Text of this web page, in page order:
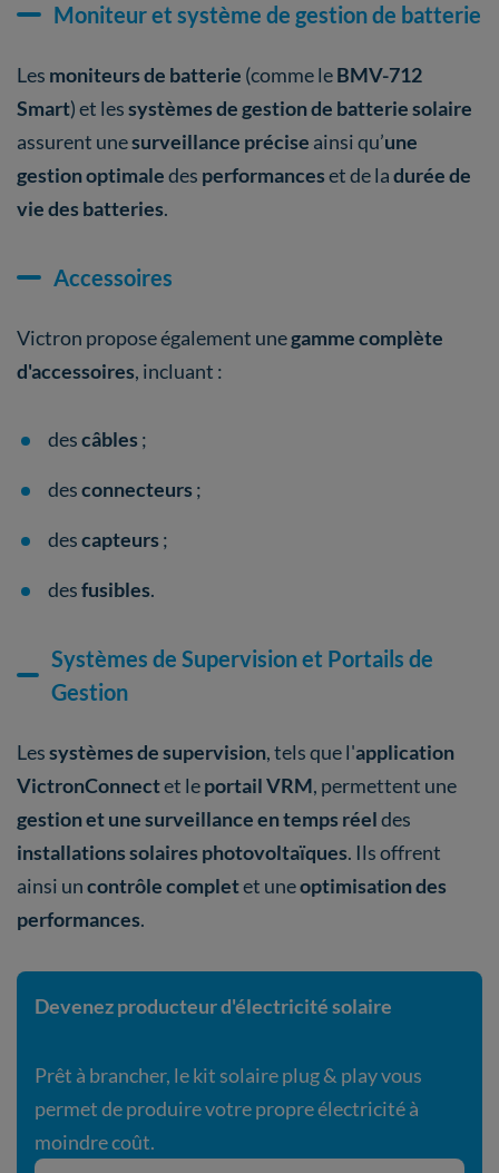
Moniteur et système de gestion de batterie
Les moniteurs de batterie (comme leBMV-712
Smart) et lessystèmes de gestion de batterie solaire
assurent unesurveillance précise ainsi qu’une
gestion optimaledes performanceset de ladurée de
vie des batteries.
Accessoires
Victron propose également unegamme complète
d'accessoires, incluant :
descâbles ;
desconnecteurs ;
descapteurs ;
desfusibles.
Systèmes de Supervision et Portails de
Gestion
Lessystèmes de supervision, tels que l'application
VictronConnectet leportail VRM, permettent une
gestion et une surveillance en temps réeldes
installations solaires photovoltaïques. Ils offrent
ainsi uncontrôle completet uneoptimisation des
performances.
Devenez producteur d'électricité solaire
Prêt à brancher, le kit solaire plug & play vous
permet de produire votre propre électricité à
moindre coût.